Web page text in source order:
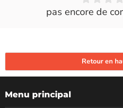
pas encore de
Retour en
Menu principal